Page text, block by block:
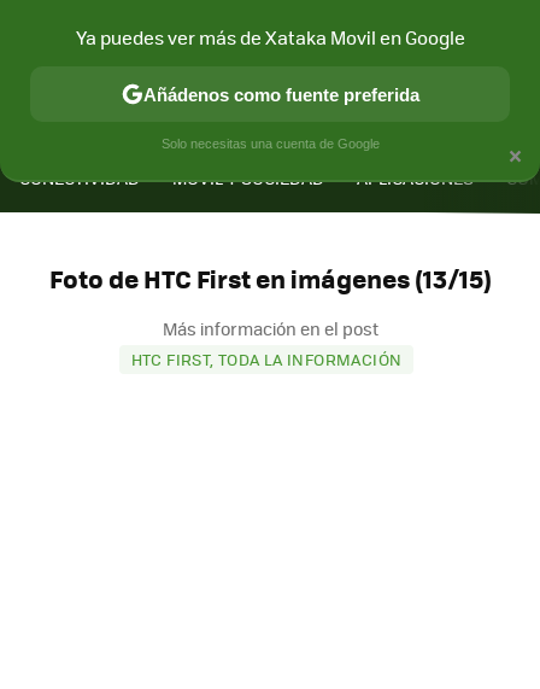
CONECTIVIDAD MÓVIL Y SOCIEDAD APLICACIONES
Foto de HTC First en imágenes (13/15)
Más información en el post
HTC FIRST, TODA LA INFORMACIÓN
×
Ya puedes ver más de Xataka Movil en Google
Añádenos como fuente preferida
Solo necesitas una cuenta de Google